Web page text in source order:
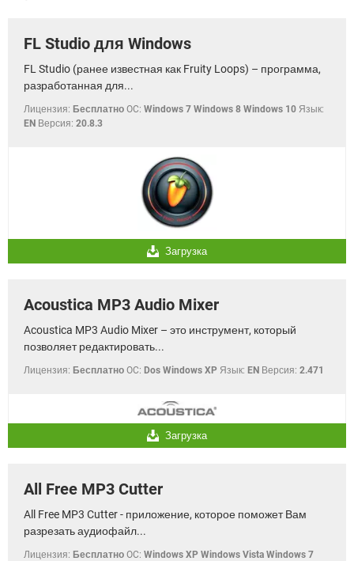
FL Studio для Windows
FL Studio (ранее известная как Fruity Loops) – программа,
разработанная для...
Лицензия: Бесплатно OC: Windows 7 Windows 8 Windows 10 Язык:
EN Версия: 20.8.3
Загрузка
Acoustica MP3 Audio Mixer
Acoustica MP3 Audio Mixer – это инструмент, который
позволяет редактировать...
Лицензия: Бесплатно OC: Dos Windows XP Язык: EN Версия: 2.471
Загрузка
All Free MP3 Cutter
All Free MP3 Cutter - приложение, которое поможет Вам
разрезать аудиофайл...
Лицензия: Бесплатно OC: Windows XP Windows Vista Windows 7